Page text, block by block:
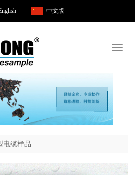
中文版
电缆样品